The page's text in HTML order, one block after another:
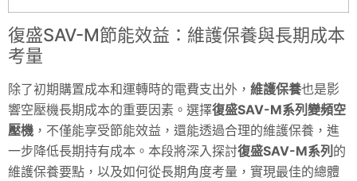
復盛SAV-M節能效益：維護保養與長期成本
考量
除了初期購置成本和運轉時的電費支出外， 維護保養也是影
響空壓機長期成本的重要因素。選擇復盛SAV-M系列變頻空
壓機 ，不僅能享受節能效益，還能透過合理的維護保養，進
一步降低長期持有成本。本段將深入探討復盛SAV-M系列 的
維護保養要點，以及如何從長期角度考量，實現最佳的總體